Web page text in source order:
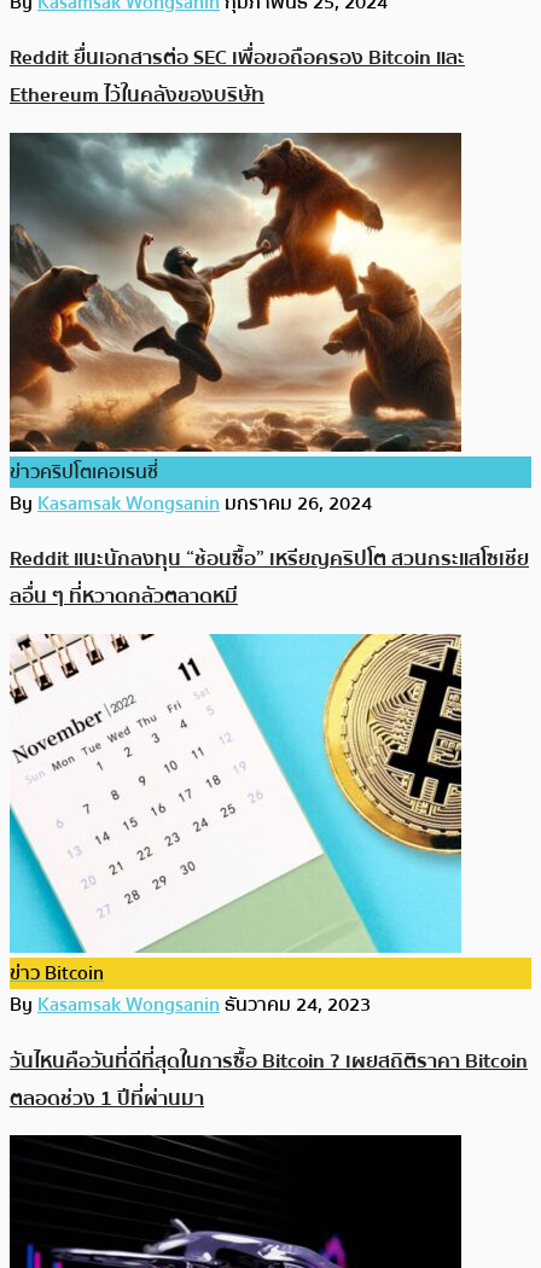
Reddit ยื่นเอกสารต่อ SEC เพื่อขอถือครอง Bitcoin และ
Ethereum ไว้ในคลังของบริษัท
ข่าวคริปโตเคอเรนซี่
ByKasamsak Wongsaninมกราคม 26, 2024
Reddit แนะนักลงทุน “ช้อนซื้อ” เหรียญคริปโต สวนกระแสโซเชีย
ลอื่น ๆ ที่หวาดกลัวตลาดหมี
ข่าว Bitcoin
ByKasamsak Wongsaninธันวาคม 24, 2023
วันไหนคือวันที่ดีที่สุดในการซื้อ Bitcoin ? เผยสถิติราคา Bitcoin
ตลอดช่วง 1 ปีที่ผ่านมา